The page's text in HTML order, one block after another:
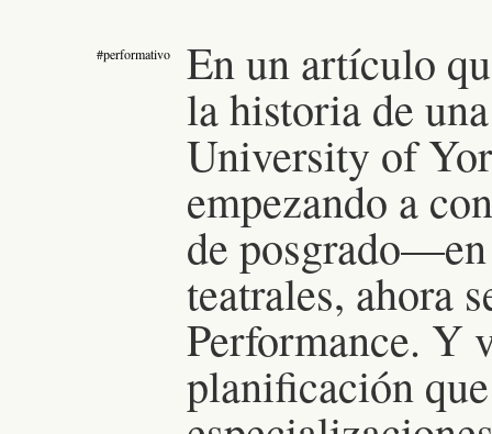
#performativo En un artículo
la historia de
University of
empezando a
de posgrado—en
teatrales, ahora
Performance. Y
planificación